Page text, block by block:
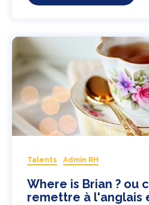
Talents Admin RH
Where is Brian ? ou
remettre à l'anglais